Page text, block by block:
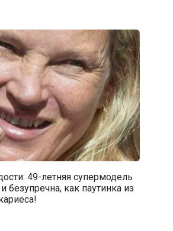
49-летняя супермодель
безупречна, как паутинка из